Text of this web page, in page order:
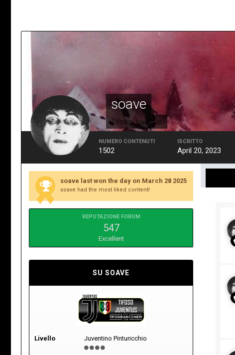
soave
Tifoso Juventus
NUMERO CONTENUTI
1502
ISCRITTO
April 20, 2023
soave last won the day on March 28 2025
soave had the most liked content!
REPUTAZIONE FORUM
547
Excellent
SU SOAVE
Livello Juventino Pinturicchio